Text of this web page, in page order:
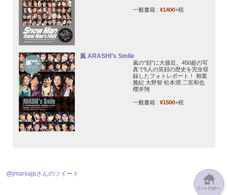
一般書籍 : ¥1400+税
嵐 ARASHI’s Smile
嵐の“顔”に大接近。450超の写
真で5人の笑顔の歴史を完全収
録したフォトレポート！ 相葉
雅紀 大野智 松本潤 二宮和也
櫻井翔
一般書籍 : ¥1500+税
@jmaniajpさんのツイート